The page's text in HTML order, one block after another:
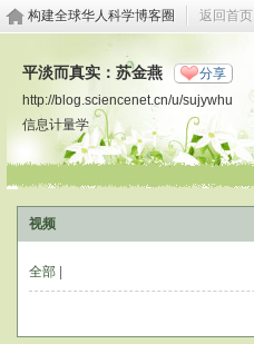
构建全球华人科学博客圈 返回首页
平淡而真实：苏金燕 分享
http://blog.sciencenet.cn/u/sujywhu
信息计量学
视频
全部